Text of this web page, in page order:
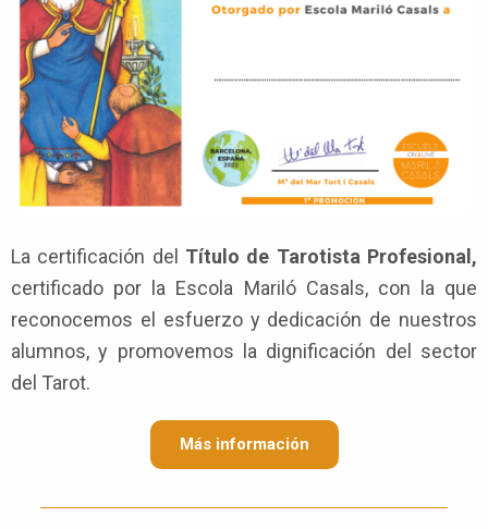
La certificación del Título de Tarotista Profesional,
certificado por la Escola Mariló Casals, con la que
reconocemos el esfuerzo y dedicación de nuestros
alumnos, y promovemos la dignificación del sector
del Tarot.
Más información